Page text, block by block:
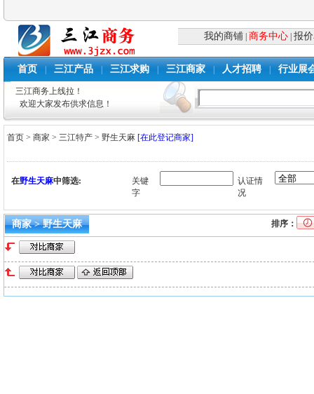
我的商铺 商务中心 |报
首页 三江产品 三江求购 三江商家 人才招聘 行业展
三江商务上线拉！
欢迎大家发布供求信息！
首页 >商家 >三江特产 >野生天麻 [在此登记商家]
在野生天麻中筛选:
关键
字
认证情
况
商家 > 野生天麻 排序：